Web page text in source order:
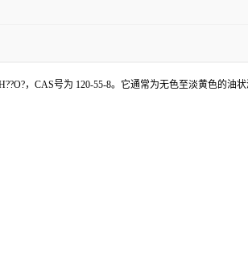
，CAS号为 120-55-8。它通常为无色至淡黄色的